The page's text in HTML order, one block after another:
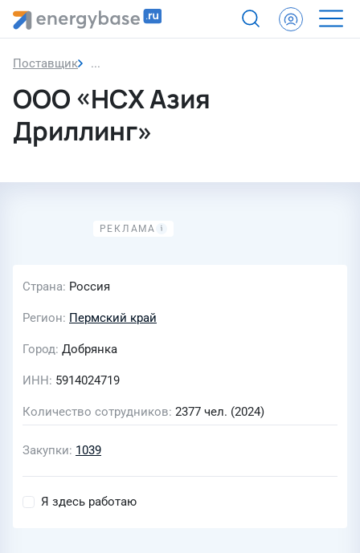
Поставщик ООО «НСХ Азия Дриллинг»
ООО «НСХ Азия
Дриллинг»
Страна Россия
Регион Пермский край
Город Добрянка
ИНН 5914024719
Количество сотрудников 2377 чел. (2024)
Закупки 1039
Я здесь работаю